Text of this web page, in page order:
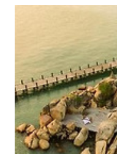
행의 목적이 출장이던 관광이
브에 머물며 여정을 최대한
클루시브의 훌륭한 서비스와
만끽해 보세요. 제공되는 무